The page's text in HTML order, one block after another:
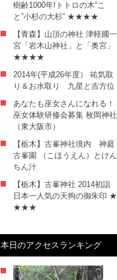
樹齢1000年!トトロの木”こ
と”小杉の大杉” ★★★★
【青森】山頂の神社 津軽國一
宮「岩木山神社」と「奥宮」
★★★★
2014年(平成26年度） 祐気取
り＆お水取り 九星と吉方位
あなたも巫女さんになれる！
巫女体験研修会募集 枚岡神社
（東大阪市）
【栃木】古峯神社境内 神庭
古峯園 （こほうえん）とけん
ちん汁
【栃木】古峯神社 2014初詣
日本一人気の天狗の御朱印 ★
★★★
本日のアクセスランキング